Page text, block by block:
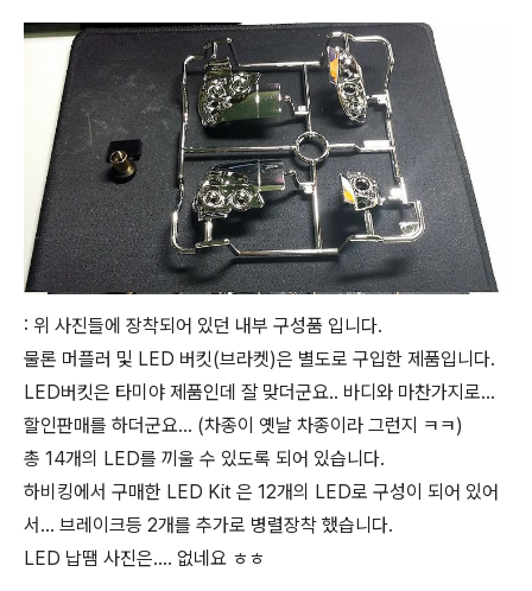
: 위 사진들에 장착되어 있던 내부 구성품 입니다.
물론 머플러 및 LED 버킷(브라켓)은 별도로 구입한 제품입니다.
LED버킷은 타미야 제품인데 잘 맞더군요.. 바디와 마찬가지로...
할인판매를 하더군요... (차종이 옛날 차종이라 그런지 ㅋㅋ)
총 14개의 LED를 끼울 수 있도록 되어 있습니다.
하비킹에서 구매한 LED Kit 은 12개의 LED로 구성이 되어 있어
서... 브레이크등 2개를 추가로 병렬장착 했습니다.
LED 납땜 사진은.... 없네요 ㅎㅎ